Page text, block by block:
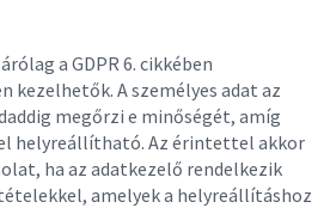
a GDPR 6. cikkében
kezelhetők. A személyes adat az
megőrzi e minőségét, amíg
helyreállítható. Az érintettel akkor
ha az adatkezelő rendelkezik
amelyek a helyreállításhoz